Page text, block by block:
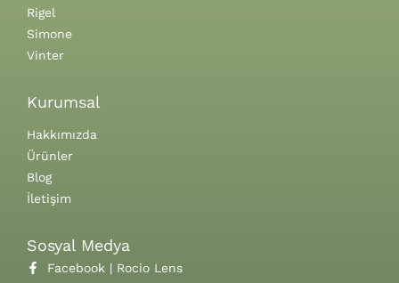
Rigel
Simone
Vinter
Kurumsal
Hakkımızda
Ürünler
Blog
İletişim
Sosyal Medya
Facebook | Rocio Lens